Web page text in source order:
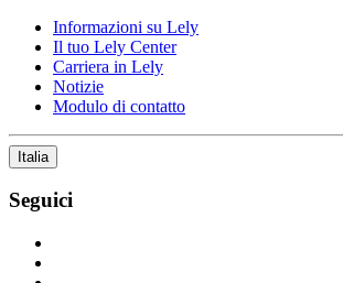
Informazioni su Lely
Il tuo Lely Center
Carriera in Lely
Notizie
Modulo di contatto
Italia
Seguici